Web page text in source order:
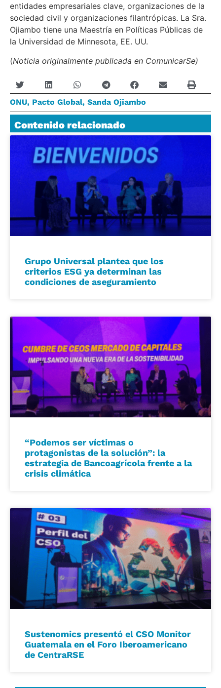
entidades empresariales clave, organizaciones de la
sociedad civil y organizaciones filantrópicas. La Sra.
Ojiambo tiene una Maestría en Políticas Públicas de
la Universidad de Minnesota, EE. UU.
(Noticia originalmente publicada en ComunicarSe)
ONU, Pacto Global, Sanda Ojiambo
Contenido relacionado
Grupo Universal plantea que los
criterios ESG ya determinan las
condiciones de aseguramiento
“Podemos ser víctimas o
protagonistas de la solución”: la
estrategia de Bancoagrícola frente a la
crisis climática
Sustenomics presentó el CSO Monitor
Guatemala en el Foro Iberoamericano
de CentraRSE